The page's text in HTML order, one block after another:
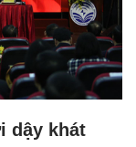
dậy khát